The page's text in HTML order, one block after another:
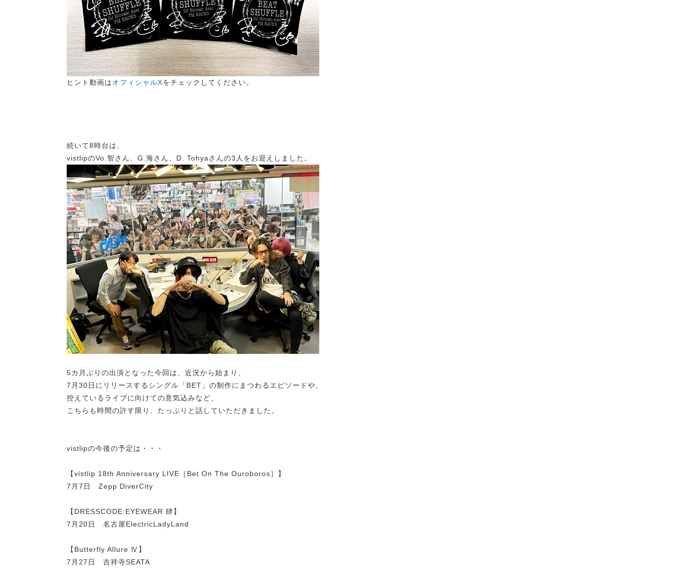
ヒント動画はオフィシャルXをチェックしてください。
続いて8時台は、
vistlipのVo.智さん、G.海さん、D. Tohyaさんの3人をお迎えしました。
5カ月ぶりの出演となった今回は、近況から始まり、
7月30日にリリースするシングル「BET」の制作にまつわるエピソードや、
控えているライブに向けての意気込みなど、
こちらも時間の許す限り、たっぷりと話していただきました。
vistlipの今後の予定は・・・
【vistlip 18th Anniversary LIVE［Bet On The Ouroboros］】
7月7日 Zepp DiverCity
【DRESSCODE:EYEWEAR 肆】
7月20日 名古屋ElectricLadyLand
【Butterfly Allure Ⅳ】
7月27日 吉祥寺SEATA